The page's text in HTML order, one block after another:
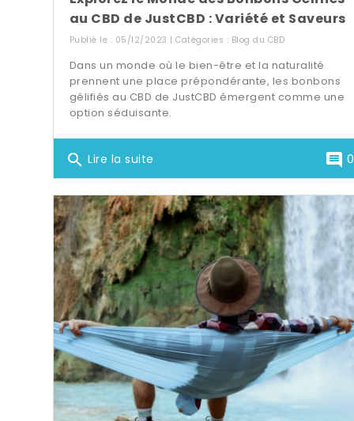
au CBD de JustCBD : Variété et Saveurs
Publié le : 05/12/2023 | Catégories : Blog du CBD
Dans un monde où le bien-être et la naturalité
prennent une place prépondérante, les bonbons
gélifiés au CBD de JustCBD émergent comme une
option séduisante.
search Lire la suite comment 0